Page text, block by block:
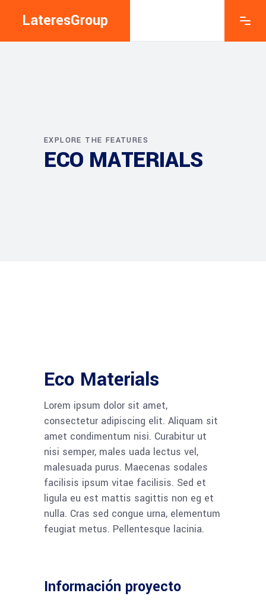
LateresGroup
EXPLORE THE FEATURES
ECO MATERIALS
Eco Materials
Lorem ipsum dolor sit amet,
consectetur adipiscing elit. Aliquam sit
amet condimentum nisi. Curabitur ut
nisi semper, males uada lectus vel,
malesuada purus. Maecenas sodales
facilisis ipsum vitae facilisis. Sed et
ligula eu est mattis sagittis non eg et
nulla. Cras sed congue urna, elementum
feugiat metus. Pellentesque lacinia.
Información proyecto